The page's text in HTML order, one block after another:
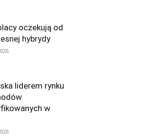
oczekują od
hybrydy
liderem rynku
w